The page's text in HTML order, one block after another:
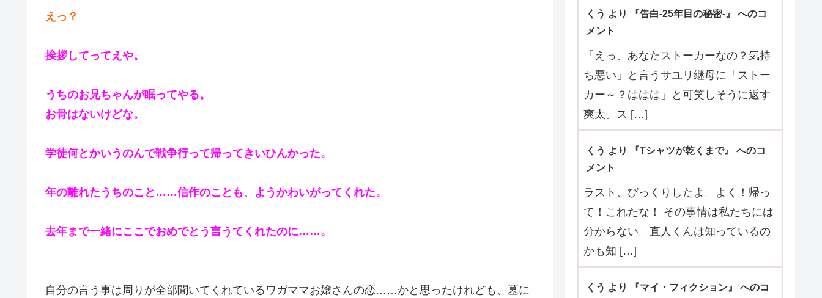
えっ？
挨拶してってえや。
うちのお兄ちゃんが眠ってやる。
お骨はないけどな。
学徒何とかいうのんで戦争行って帰ってきいひんかった。
年の離れたうちのこと……信作のことも、ようかわいがってくれた。
去年まで一緒にここでおめでとう言うてくれたのに……。
自分の言う事は周りが全部聞いてくれているワガママお嬢さんの恋……かと思ったけれども、墓に
くう より 『告白-25年目の秘密-』 へのコ
メント
「えっ、あなたストーカーなの？気持
ち悪い」と言うサユリ継母に「ストー
カー～？ははは」と可笑しそうに返す
爽太。ス […]
くう より 『Tシャツが乾くまで』 へのコ
メント
ラスト、びっくりしたよ。よく！帰っ
て！これたな！ その事情は私たちには
分からない。直人くんは知っているの
かも知 […]
くう より 『マイ・フィクション』 へのコ